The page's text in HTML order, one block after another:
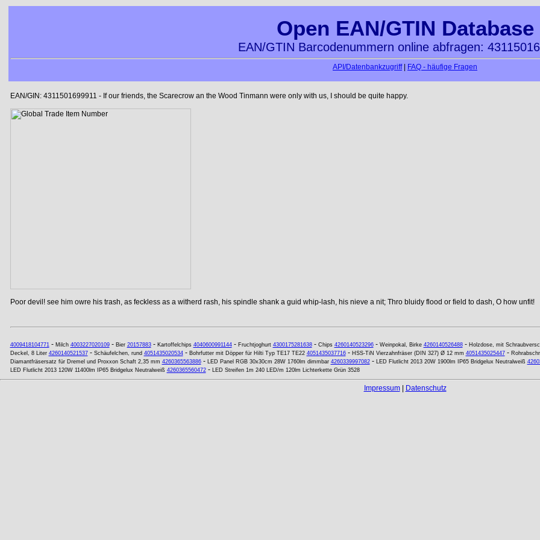
Open EAN/GTIN Database
EAN/GTIN Barcodenummern online abfragen:
API/Datenbankzugriff| FAQ - häufige Fragen
EAN/GIN: 4311501699911 - If our friends, the Scarecrow an the Wood Tinmann were only with us, I should be quite happy.
Poor devil! see him owre his trash, as feckless as a witherd rash, his spindle shank a guid whip-lash, his nieve a nit; Thro bluidy flood or field to dash, O how unfit!
4009418104771- Milch 4003227020109- Bier 20157883- Kartoffelchips 4040600991144- Fruchtjoghurt 4300175281638- Chips 4260140523296- Weinpokal, Birke 4260140526488- Holzdose, mit
Deckel, 8 Liter 4260140521537- Schäufelchen, rund 4051435020534- Bohrfutter mit Döpper für Hilti Typ TE17 TE22 4051435037716- HSS-TiN Vierzahnfräser (DIN 327) Ø 12 mm 4051435025447-
Diamantfräsersatz für Dremel und Proxxon Schaft 2,35 mm 4260365563886- LED Panel RGB 30x30cm 28W 1760lm dimmbar 4260339997082- LED Flutlicht 2013 20W 1900lm IP65 Bridgelux Neutralweiß
LED Flutlicht 2013 120W 11400lm IP65 Bridgelux Neutralweiß 4260365560472- LED Streifen 1m 240 LED/m 120lm Lichterkette Grün 3528
Impressum| Datenschutz